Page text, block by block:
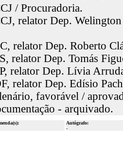
/ Procuradoria.
relator Dep.
relator Dep. Roberto
relator Dep. Tomás
relator Dep. Lívia
relator Dep. Edísio
favorável /
- arquivado.
Autógrafo:
-